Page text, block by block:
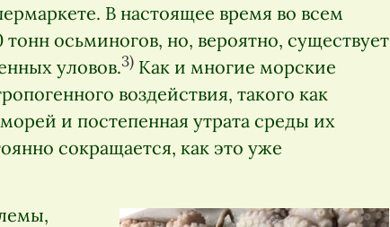
В настоящее время во всем
осьминогов, но, вероятно, существует
уловов.3) Как и многие морские
воздействия, такого как
и постепенная утрата среды их
сокращается, как это уже